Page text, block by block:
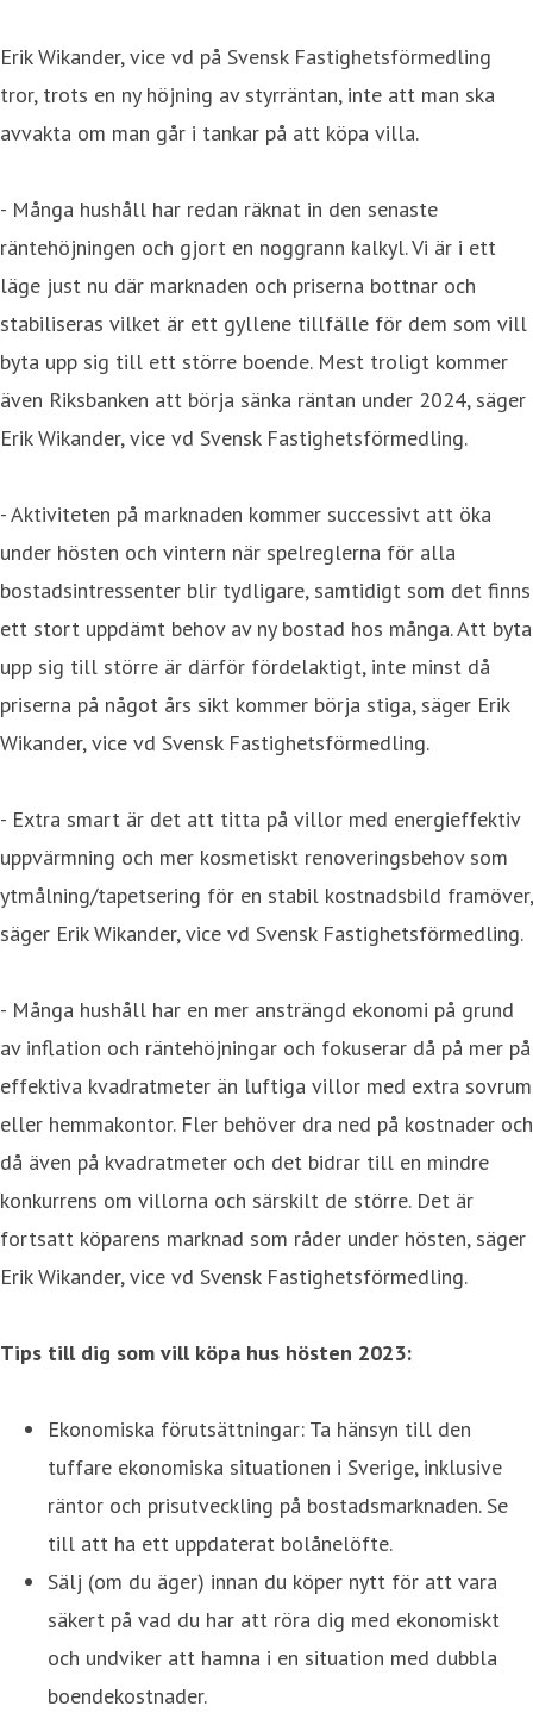
Erik Wikander, vice vd på Svensk Fastighetsförmedling
tror, trots en ny höjning av styrräntan, inte att man ska
avvakta om man går i tankar på att köpa villa.
- Många hushåll har redan räknat in den senaste
räntehöjningen och gjort en noggrann kalkyl. Vi är i ett
läge just nu där marknaden och priserna bottnar och
stabiliseras vilket är ett gyllene tillfälle för dem som vill
byta upp sig till ett större boende. Mest troligt kommer
även Riksbanken att börja sänka räntan under 2024, säger
Erik Wikander, vice vd Svensk Fastighetsförmedling.
- Aktiviteten på marknaden kommer successivt att öka
under hösten och vintern när spelreglerna för alla
bostadsintressenter blir tydligare, samtidigt som det finns
ett stort uppdämt behov av ny bostad hos många. Att byta
upp sig till större är därför fördelaktigt, inte minst då
priserna på något års sikt kommer börja stiga, säger Erik
Wikander, vice vd Svensk Fastighetsförmedling.
- Extra smart är det att titta på villor med energieffektiv
uppvärmning och mer kosmetiskt renoveringsbehov som
ytmålning/tapetsering för en stabil kostnadsbild framöver,
säger Erik Wikander, vice vd Svensk Fastighetsförmedling.
- Många hushåll har en mer ansträngd ekonomi på grund
av inflation och räntehöjningar och fokuserar då på mer på
effektiva kvadratmeter än luftiga villor med extra sovrum
eller hemmakontor. Fler behöver dra ned på kostnader och
då även på kvadratmeter och det bidrar till en mindre
konkurrens om villorna och särskilt de större. Det är
fortsatt köparens marknad som råder under hösten, säger
Erik Wikander, vice vd Svensk Fastighetsförmedling.
Tips till dig som vill köpa hus hösten 2023:
Ekonomiska förutsättningar: Ta hänsyn till den
tuffare ekonomiska situationen i Sverige, inklusive
räntor och prisutveckling på bostadsmarknaden. Se
till att ha ett uppdaterat bolånelöfte.
Sälj (om du äger) innan du köper nytt för att vara
säkert på vad du har att röra dig med ekonomiskt
och undviker att hamna i en situation med dubbla
boendekostnader.